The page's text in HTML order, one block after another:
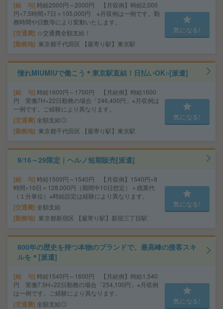
給 与 時給2000円～2000円 【月収例】時給2,000
円×7.5時間×7日＝105,000円 ※月収例は一例です。勤
務時間や日数等により変動いたします。
交通費 ☆交通費全額支給！
勤務地 東京都千代田区 【最寄り駅】東京駅
気になる!
憧れMIUMIUで働こう＊東京駅直結！日払いOK○[派遣]
給 与 時給1600円～1700円 【月給例】時給1600
円 実働7H×22日勤務の場合「246,400円」※月収例は
一例です。ご経験により異なります。
交通費 全額支給◎
勤務地 東京都千代田区 【最寄り駅】東京駅
気になる!
9/16～29限定｜ヘルノ短期販売[派遣]
給 与 時給1500円～1540円 【月収例】1540円×8
時間×10日＝128,000円（期間中10日想定）＋残業代
（１分単位）※時給設定は経験により異なります。
交通費 全額支給
勤務地 東京都新宿区 【最寄り駅】新宿三丁目駅
気になる!
800年の歴史を持つ本物のブランドで、最高峰の接客スキ
ルを＊[派遣]
給 与 時給1540円～1600円 【月給例】時給1,540
円 実働7.5H×22日勤務の場合「254,100円」※月収例
は一例です。ご経験により異なります。
交通費 全額支給◎ 気になる!